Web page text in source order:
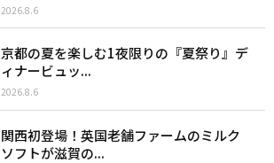
2026.8.6
京都の夏を楽しむ1夜限りの『夏祭り』デ
ィナービュッ...
2026.8.6
関西初登場！英国老舗ファームのミルク
ソフトが滋賀の...